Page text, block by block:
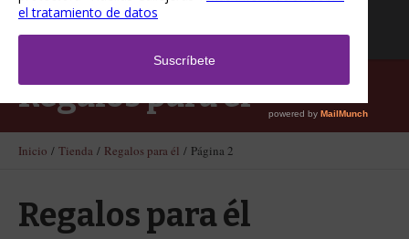
Regalos para él
Inicio / Tienda / Regalos para él / Página 2
Regalos para él